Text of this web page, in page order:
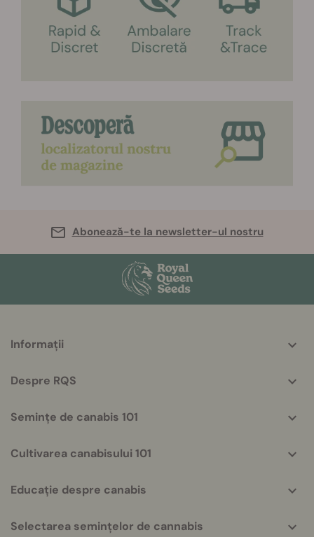
Abonează-te la newsletter-ul nostru
helpful
Informații
Despre RQS
Semințe de canabis 101
Cultivarea canabisului 101
Educație despre canabis
Selectarea semințelor de cannabis